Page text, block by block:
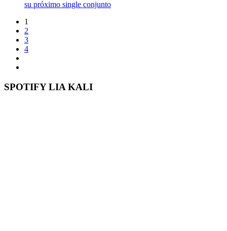
su próximo single conjunto
1
2
3
4
SPOTIFY LIA KALI